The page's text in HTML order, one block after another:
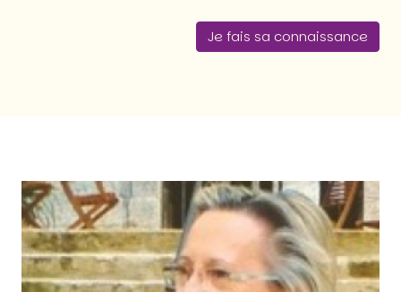
Je fais sa connaissance